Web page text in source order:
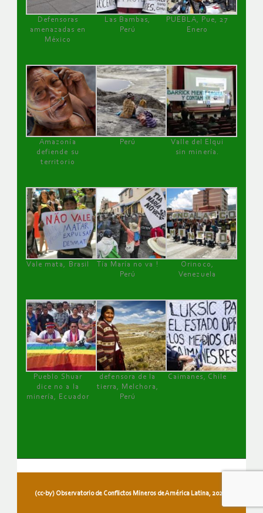
Defensoras
amenazadas en
México
Las Bambas,
Perú
PUEBLA, Pue, 27
Enero
Amazonía
defiende su
territorio
Perú
Valle del Elqui
sin minería.
Vale mata, Brasil
Tía María no va !
Perú
Orinoco,
Venezuela
Pueblo Shuar
dice no a la
minería, Ecuador
defensora de la
tierra, Melchora,
Perú
Caimanes, Chile
(cc-by) Observatorio de Conflictos Mineros de América Latina, 2026